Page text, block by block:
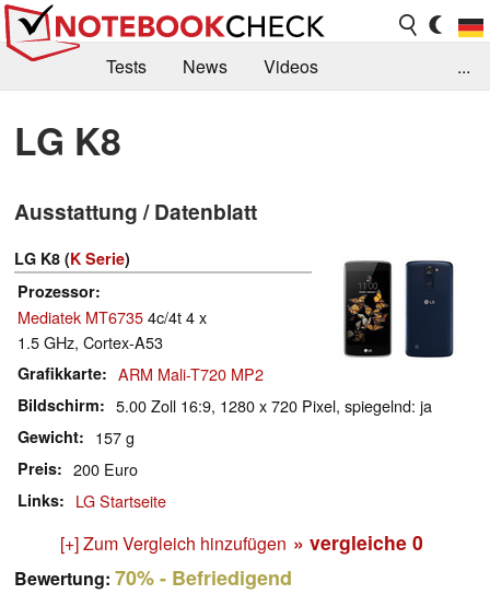
Tests News
Videos
Kaufberatung
Forum
...
LG K8
Ausstattung / Datenblatt
LG K8 (K Serie)
Prozessor
Mediatek MT67354c/4t 4 x
1.5 GHz, Cortex-A53
Grafikkarte ARM Mali-T720 MP2
Bildschirm 5.00 Zoll 16:9, 1280 x 720 Pixel, spiegelnd: ja
Gewicht 157 g
Preis 200 Euro
Links LG Startseite
[+] Zum Vergleich hinzufügen » vergleiche 0
Bewertung: 70%- Befriedigend